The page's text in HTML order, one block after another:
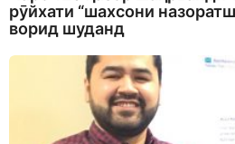
рӯйхати “шахсони
ворид шуданд